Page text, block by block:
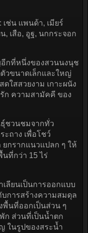
ช่น แพนด้า, เมียร์
, เสือ, อูฐ, นกกระจอก
กที่หนึ่งของสวนนงนุช
วขนาดเล็กและใหญ่
ใสสวยงาม เกาะผนัง
ก ความสามัคคี ของ
ชวนชมจากทั่ว
ะถาง เพื่อโชว์
กรากแนวแปลก ๆ ให้
ที่กว่า 15 ไร่
ลียนเป็นการออกแบบ
การสร้างความสมดุล
นที่ออกเป็นส่วน ๆ
ก ส่วนที่เป็นน้ำตก
ในรูปของสระน้ำ